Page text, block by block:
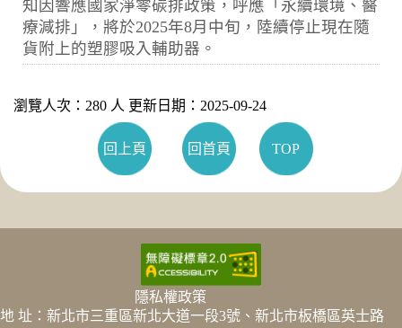
知因響應國家淨零碳排政策，呼應「永續環境、醫
療減排」，將於2025年8月中旬，陸續停止現在隨
貨附上的塑膠吸入輔助器。
瀏覽人次：280 人 更新日期：2025-09-24
回上頁 回首頁 TOP
隱私權政策
地 址：新北市三重區新北大道一段3號、新北市板橋區英士路